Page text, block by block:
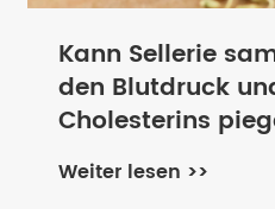
Kann Sellerie
den Blutdruck
Cholesterins
Weiter lesen >>